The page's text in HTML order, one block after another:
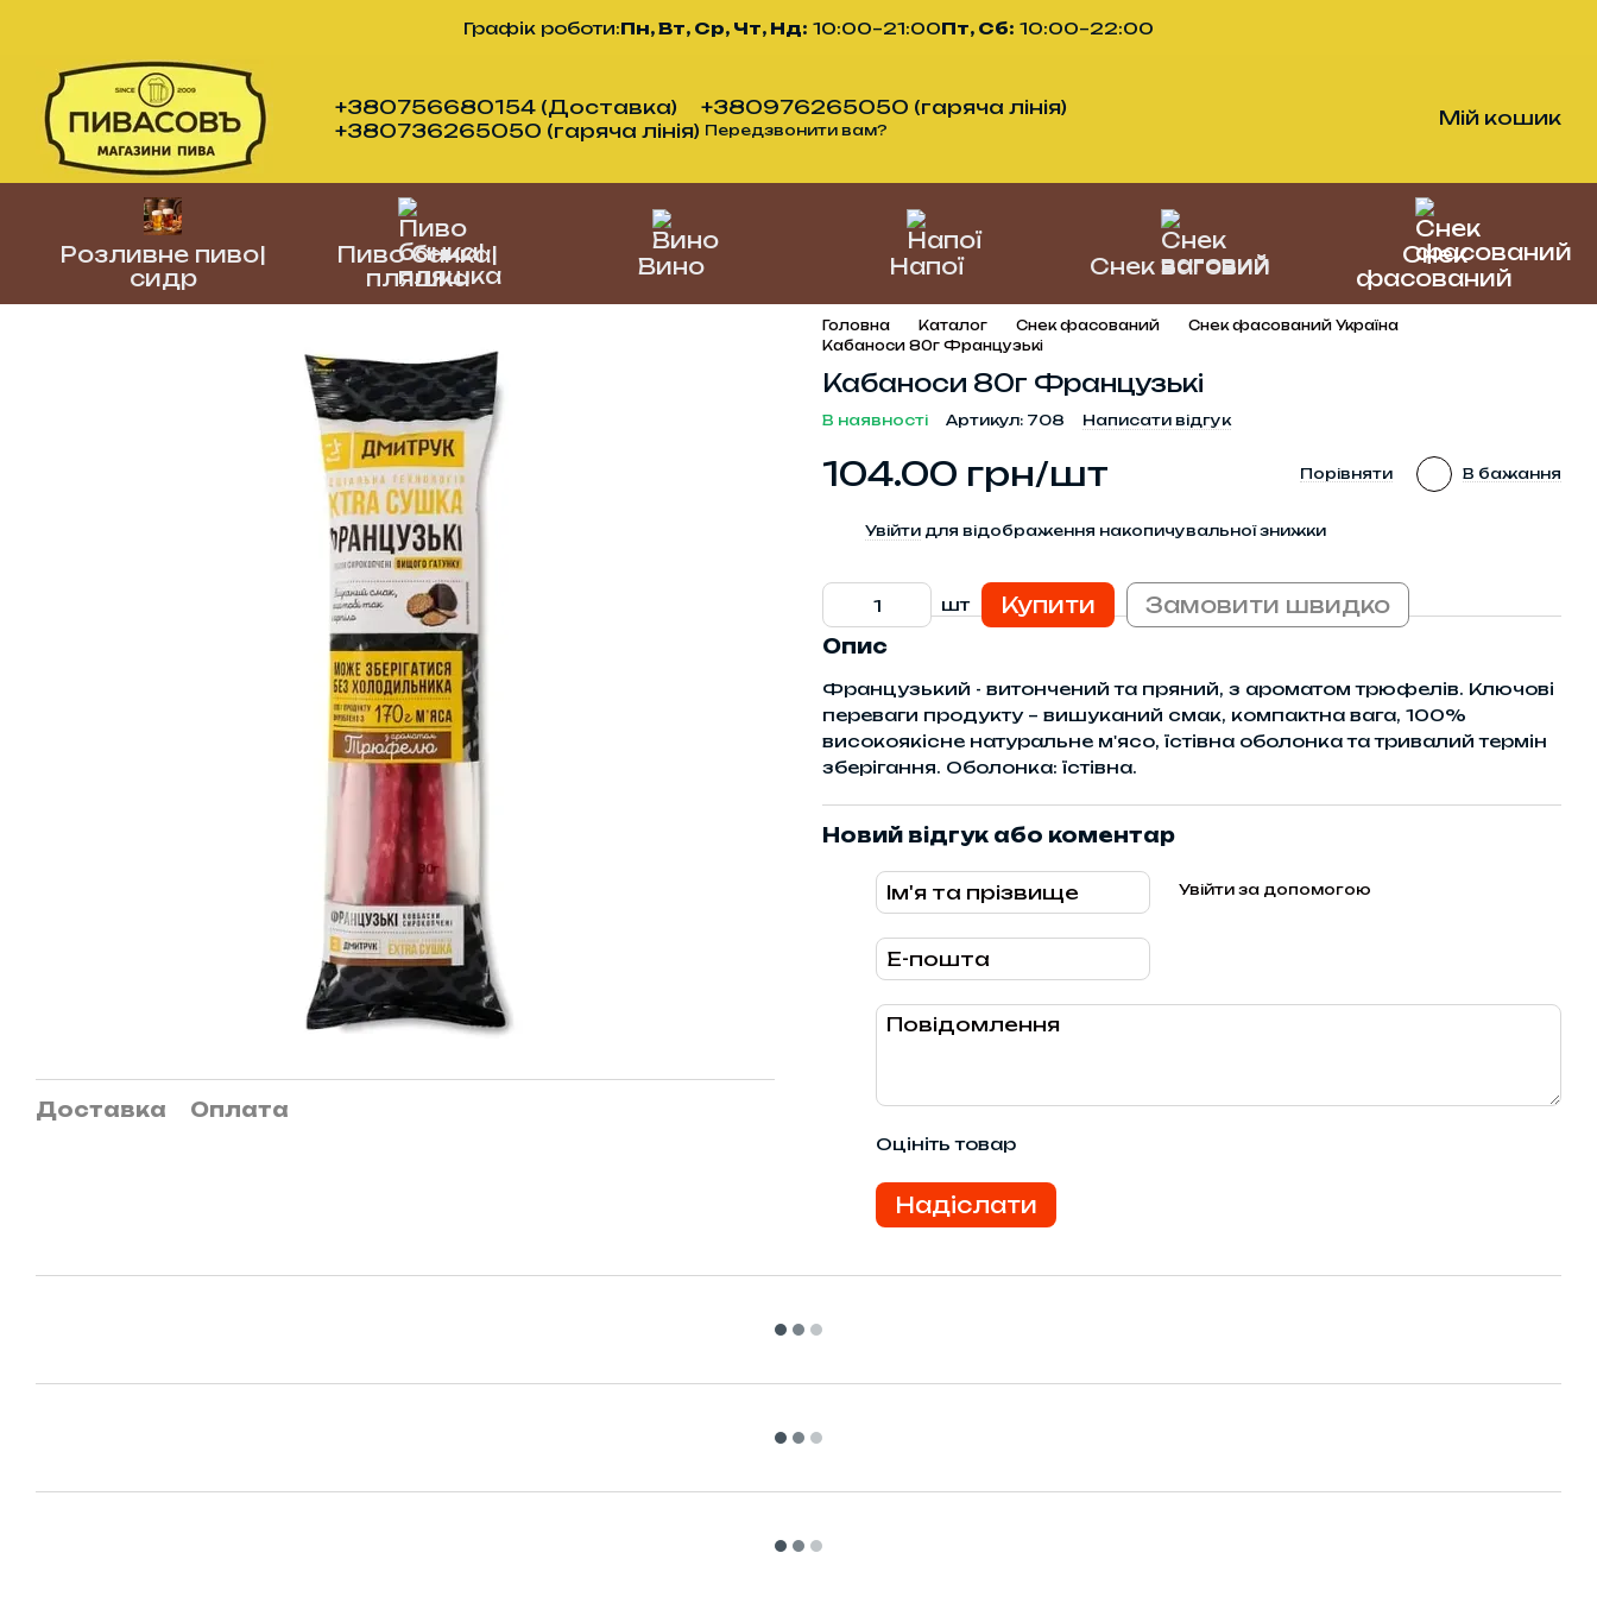
Графік роботи:Пн, Вт, Ср, Чт, Нд: 10:00–21:00Пт, Сб: 10:00–22:00
+380756680154 (Доставка)
+380976265050 (гаряча лінія)
+380736265050 (гаряча лінія) Передзвонити вам?
Мій кошик
Розливне пиво|
сидр
Пиво банка|
пляшка
Вино Напої Снек ваговий
Снек
фасований
Доставка Оплата
Головна Каталог Снек фасований
Снек фасований Україна
Кабаноси 80г Французькі
Кабаноси 80г Французькі
В наявності Артикул: 708 Написати відгук
104.00 грн/шт Порівняти В бажання
Увійти для відображення накопичувальної знижки
шт Купити Замовити швидко
Опис
Французький - витончений та пряний, з ароматом трюфелів. Ключові
переваги продукту – вишуканий смак, компактна вага, 100%
високоякісне натуральне м'ясо, їстівна оболонка та тривалий термін
зберігання. Оболонка: їстівна.
Новий відгук або коментар
Увійти за допомогою
Оцініть товар
Надіслати